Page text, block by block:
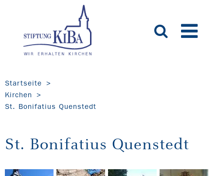
Startseite
Kirchen
St. Bonifatius Quenstedt
St. Bonifatius Quenstedt